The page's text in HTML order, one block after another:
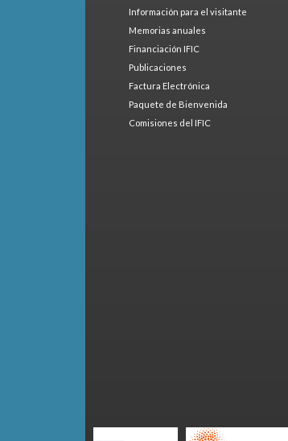
Información para el visitante
Memorias anuales
Financiación IFIC
Publicaciones
Factura Electrónica
Paquete de Bienvenida
Comisiones del IFIC